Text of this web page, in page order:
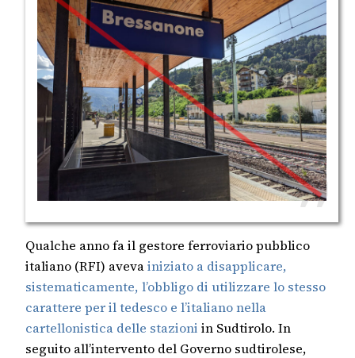
Qualche anno fa il gestore ferroviario pubblico
italiano (RFI) avevainiziato a disapplicare,
sistematicamente, l’obbligo di utilizzare lo stesso
carattere per il tedesco e l’italiano nella
cartellonistica delle stazioni in Sudtirolo. In
seguito all’intervento del Governo sudtirolese,